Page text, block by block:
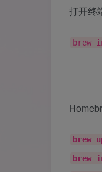
打开终
brew
brew
brew